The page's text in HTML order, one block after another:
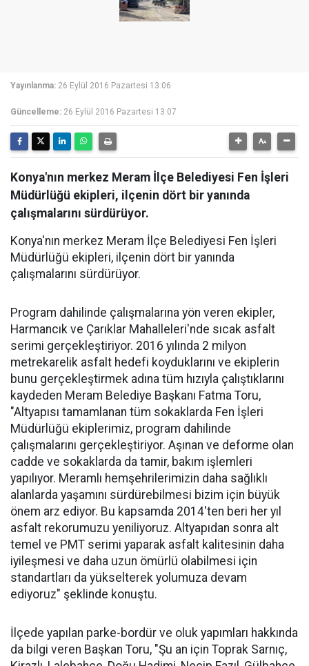
Yayınlanma: 26 Eylül 2016 Pazartesi 13:06
Güncelleme: 26 Eylül 2016 Pazartesi 13:07
Konya'nın merkez Meram İlçe Belediyesi Fen İşleri
Müdürlüğü ekipleri, ilçenin dört bir yanında
çalışmalarını sürdürüyor.
Konya'nın merkez Meram İlçe Belediyesi Fen İşleri
Müdürlüğü ekipleri, ilçenin dört bir yanında
çalışmalarını sürdürüyor.
Program dahilinde çalışmalarına yön veren ekipler,
Harmancık ve Çarıklar Mahalleleri'nde sıcak asfalt
serimi gerçekleştiriyor. 2016 yılında 2 milyon
metrekarelik asfalt hedefi koyduklarını ve ekiplerin
bunu gerçekleştirmek adına tüm hızıyla çalıştıklarını
kaydeden Meram Belediye Başkanı Fatma Toru,
"Altyapısı tamamlanan tüm sokaklarda Fen İşleri
Müdürlüğü ekiplerimiz, program dahilinde
çalışmalarını gerçekleştiriyor. Aşınan ve deforme olan
cadde ve sokaklarda da tamir, bakım işlemleri
yapılıyor. Meramlı hemşehrilerimizin daha sağlıklı
alanlarda yaşamını sürdürebilmesi bizim için büyük
önem arz ediyor. Bu kapsamda 2014'ten beri her yıl
asfalt rekorumuzu yeniliyoruz. Altyapıdan sonra alt
temel ve PMT serimi yaparak asfalt kalitesinin daha
iyileşmesi ve daha uzun ömürlü olabilmesi için
standartları da yükselterek yolumuza devam
ediyoruz" şeklinde konuştu.
İlçede yapılan parke-bordür ve oluk yapımları hakkında
da bilgi veren Başkan Toru, "Şu an için Toprak Sarnıç,